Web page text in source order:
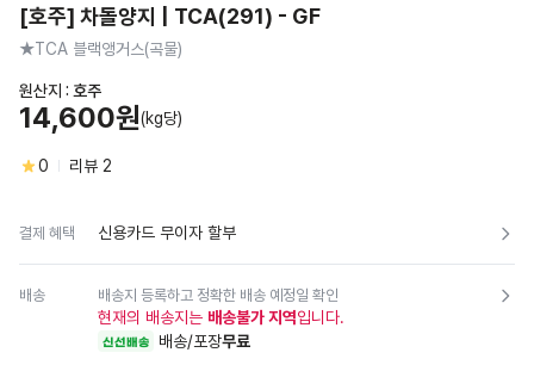
[호주] 차돌양지 | TCA(291) - GF
★TCA 블랙앵거스(곡물)
원산지 : 호주
14,600원(kg당)
0 리뷰 2
결제 혜택 신용카드 무이자 할부
배송 배송지 등록하고 정확한 배송 예정일 확인
현재의 배송지는 배송불가 지역입니다.
신선배송 배송/포장무료